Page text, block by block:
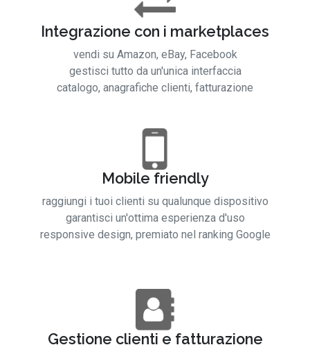
Integrazione con i marketplaces
vendi su Amazon, eBay, Facebook
gestisci tutto da un'unica interfaccia
catalogo, anagrafiche clienti, fatturazione
Mobile friendly
raggiungi i tuoi clienti su qualunque dispositivo
garantisci un'ottima esperienza d'uso
responsive design, premiato nel ranking Google
Gestione clienti e fatturazione